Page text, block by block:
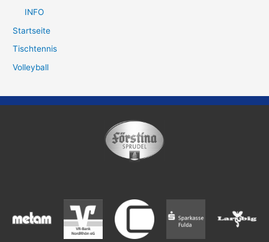
INFO
Startseite
Tischtennis
Volleyball